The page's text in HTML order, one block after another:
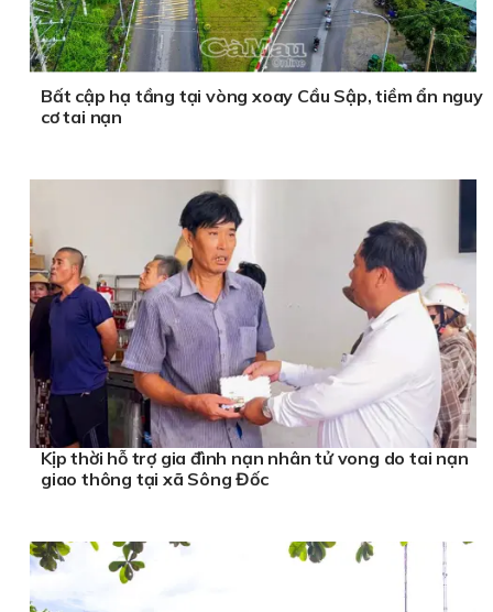
Bất cập hạ tầng tại vòng xoay Cầu Sập, tiềm ẩn nguy
cơ tai nạn
Kịp thời hỗ trợ gia đình nạn nhân tử vong do tai nạn
giao thông tại xã Sông Đốc